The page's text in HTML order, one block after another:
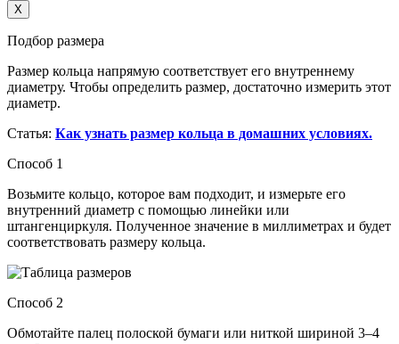
X
Подбор размера
Размер кольца напрямую соответствует его внутреннему
диаметру. Чтобы определить размер, достаточно измерить этот
диаметр.
Статья: Как узнать размер кольца в домашних условиях.
Способ 1
Возьмите кольцо, которое вам подходит, и измерьте его
внутренний диаметр с помощью линейки или
штангенциркуля. Полученное значение в миллиметрах и будет
соответствовать размеру кольца.
Способ 2
Обмотайте палец полоской бумаги или ниткой шириной 3–4